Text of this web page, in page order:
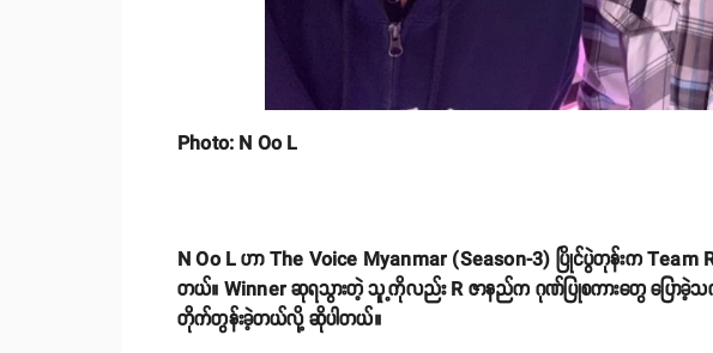
Photo: N Oo L
N Oo L ဟာ The Voice Myanmar (Season-3) ပြိုင်ပွဲတုန်းက Team
တယ်။ Winner ဆုရသွားတဲ့ သူ့ကိုလည်း R ဇာနည်က ဂုဏ်ပြုစကားတွေ ပြောခဲ့
တိုက်တွန်းခဲ့တယ်လို့ ဆိုပါတယ်။